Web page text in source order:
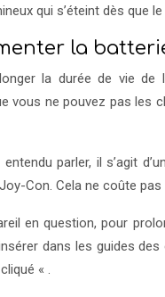
qui s’éteint dès que
la
la durée de vie
vous ne pouvez pas les
entendu parler, il s’agit
Con. Cela ne coûte
en question, pour
dans les guides
« .